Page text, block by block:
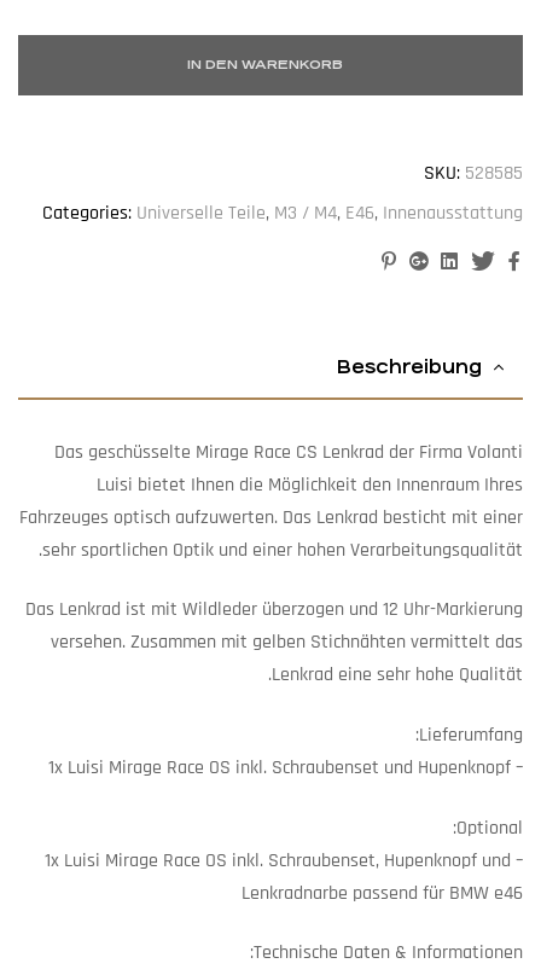
IN DEN WARENKORB
SKU: 528585
Categories: Universelle Teile, M3 / M4, E46, Innenausstattung
Facebook
Twitter
Linkedin
Google+
Beschreibung
Das geschüsselte Mirage Race CS Lenkrad der Firma Volanti
Luisi bietet Ihnen die Möglichkeit den Innenraum Ihres
Fahrzeuges optisch aufzuwerten. Das Lenkrad besticht mit einer
sehr sportlichen Optik und einer hohen Verarbeitungsqualität.
Das Lenkrad ist mit Wildleder überzogen und 12 Uhr-Markierung
versehen. Zusammen mit gelben Stichnähten vermittelt das
Lenkrad eine sehr hohe Qualität.
Lieferumfang:
– 1x Luisi Mirage Race OS inkl. Schraubenset und Hupenknopf
Optional:
– 1x Luisi Mirage Race OS inkl. Schraubenset, Hupenknopf und
Lenkradnarbe passend für BMW e46
Technische Daten & Informationen: